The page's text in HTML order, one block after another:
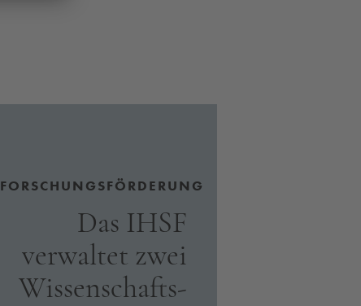
FORSCHUNGSFÖRDERUNG
Das IHSF
verwaltet zwei
Wissenschafts­